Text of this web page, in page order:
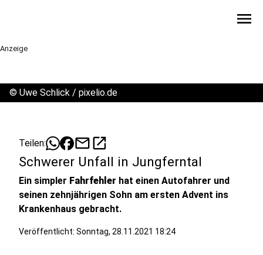
menu
Anzeige
© Uwe Schlick / pixelio.de
Teilen: mailopen_in_new
Schwerer Unfall in Jungferntal
Ein simpler Fahrfehler hat einen Autofahrer und
seinen zehnjährigen Sohn am ersten Advent ins
Krankenhaus gebracht.
Veröffentlicht: Sonntag, 28.11.2021 18:24